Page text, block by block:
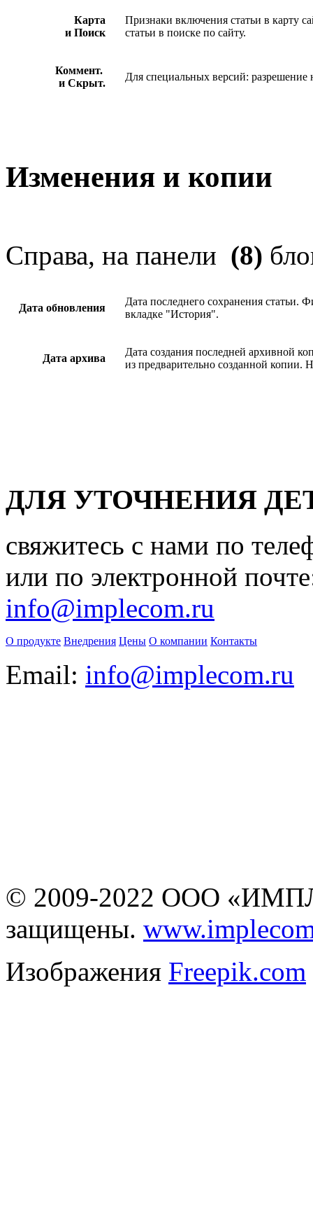
Карта
и Поиск
Признаки включения статьи в карту
статьи в поиске по сайту.
Коммент.
и Скрыт.
Для специальных версий: разрешение
Изменения и копии
Справа, на панели (8)
Дата обновления
Дата последнего сохранения статьи.
вкладке "История".
Дата архива
Дата создания последней архивной
из предварительно созданной
ДЛЯ УТОЧНЕНИЯ
свяжитесь с нами по
или по электронной
info@implecom.ru
О продукте Внедрения Цены О компании Контакты
Email: info@implecom.ru
© 2009-2022 ООО
защищены.
Изображения Freepik.com